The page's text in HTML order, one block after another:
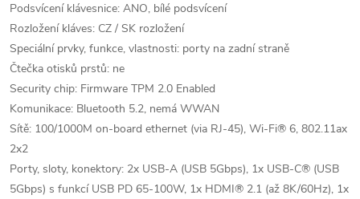
Podsvícení klávesnice: ANO, bílé podsvícení
Rozložení kláves: CZ / SK rozložení
Speciální prvky, funkce, vlastnosti: porty na zadní straně
Čtečka otisků prstů: ne
Security chip: Firmware TPM 2.0 Enabled
Komunikace: Bluetooth 5.2, nemá WWAN
Sítě: 100/1000M on-board ethernet (via RJ-45), Wi-Fi® 6, 802.11ax
2x2
Porty, sloty, konektory: 2x USB-A (USB 5Gbps), 1x USB-C® (USB
5Gbps) s funkcí USB PD 65-100W, 1x HDMI® 2.1 (až 8K/60Hz), 1x